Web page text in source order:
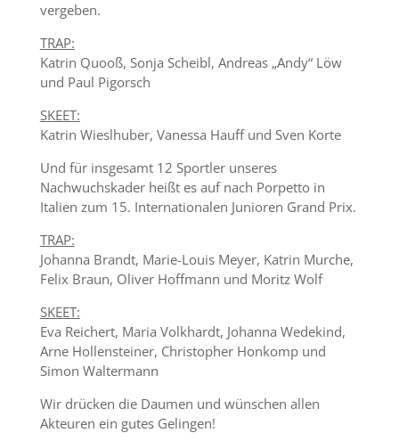
vergeben.
TRAP:
Katrin Quooß, Sonja Scheibl, Andreas „Andy“ Löw
und Paul Pigorsch
SKEET:
Katrin Wieslhuber, Vanessa Hauff und Sven Korte
Und für insgesamt 12 Sportler unseres
Nachwuchskader heißt es auf nach Porpetto in
Italien zum 15. Internationalen Junioren Grand Prix.
TRAP:
Johanna Brandt, Marie-Louis Meyer, Katrin Murche,
Felix Braun, Oliver Hoffmann und Moritz Wolf
SKEET:
Eva Reichert, Maria Volkhardt, Johanna Wedekind,
Arne Hollensteiner, Christopher Honkomp und
Simon Waltermann
Wir drücken die Daumen und wünschen allen
Akteuren ein gutes Gelingen!